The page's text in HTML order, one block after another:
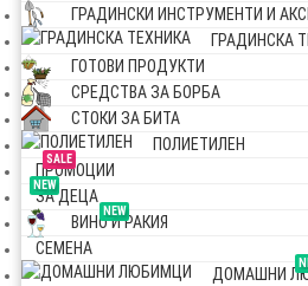
ГРАДИНСКИ ИНСТРУМЕНТИ И
ГРАДИНСКА
ГОТОВИ ПРОДУКТИ
СРЕДСТВА ЗА БОРБА
СТОКИ ЗА БИТА
ПОЛИЕТИЛЕН
SALE
ПРОМОЦИИ
NEW
ЗА ДЕЦА
NEW
ВИНО И РАКИЯ
СЕМЕНА
ДОМАШНИ